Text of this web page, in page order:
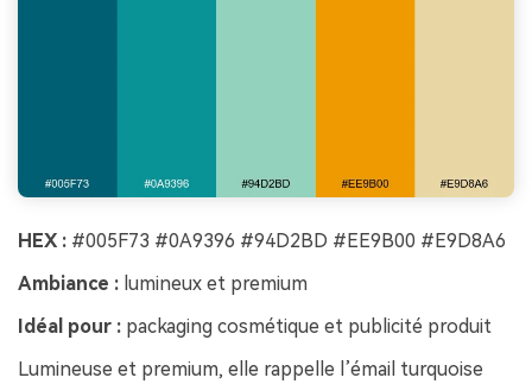
HEX : #005F73 #0A9396 #94D2BD #EE9B00 #E9D8A6
Ambiance : lumineux et premium
Idéal pour : packaging cosmétique et publicité produit
Lumineuse et premium, elle rappelle l’émail turquoise